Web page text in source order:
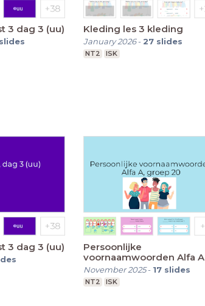
3 dag 3 (uu)
slides
Kleding les 3 kleding
January 2026- 27 slides
NT2 ISK
3 dag 3 (uu)
Persoonlijke
voornaamwoorden Alfa A
November 2025- 17 slides
NT2 ISK